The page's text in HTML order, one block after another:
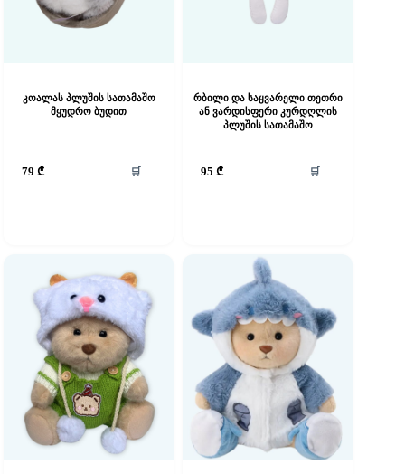
კოალას პლუშის სათამაშო
მყუდრო ბუდით
79 ₾ 🛒
რბილი და საყვარელი თეთრი
ან ვარდისფერი კურდღლის
პლუშის სათამაშო
95 ₾ 🛒